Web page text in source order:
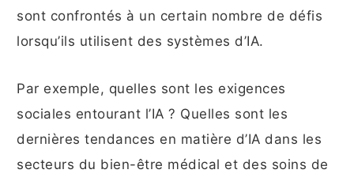
sont confrontés à un certain nombre de défis
lorsqu’ils utilisent des systèmes d’IA.
Par exemple, quelles sont les exigences
sociales entourant l’IA ? Quelles sont les
dernières tendances en matière d’IA dans les
secteurs du bien-être médical et des soins de